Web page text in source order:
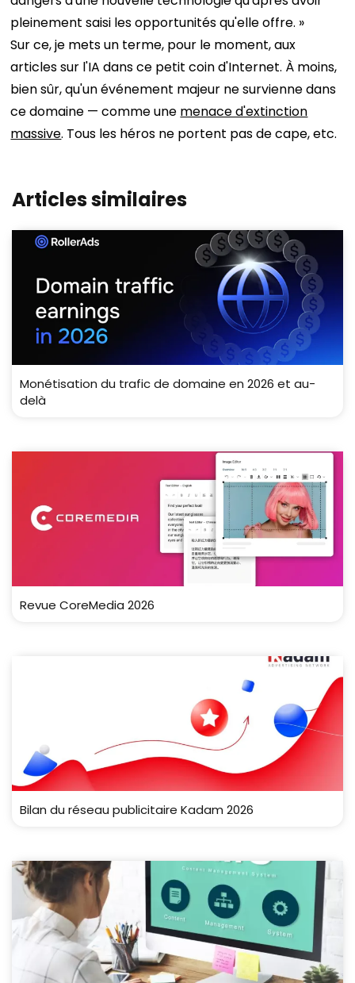
pleinement saisi les opportunités qu'elle offre. »
Sur ce, je mets un terme, pour le moment, aux
articles sur l'IA dans ce petit coin d'Internet. À moins,
bien sûr, qu'un événement majeur ne survienne dans
ce domaine — comme une menace d'extinction
massive. Tous les héros ne portent pas de cape, etc.
Articles similaires
Monétisation du trafic de domaine en 2026 et au-
delà
Revue CoreMedia 2026
Bilan du réseau publicitaire Kadam 2026